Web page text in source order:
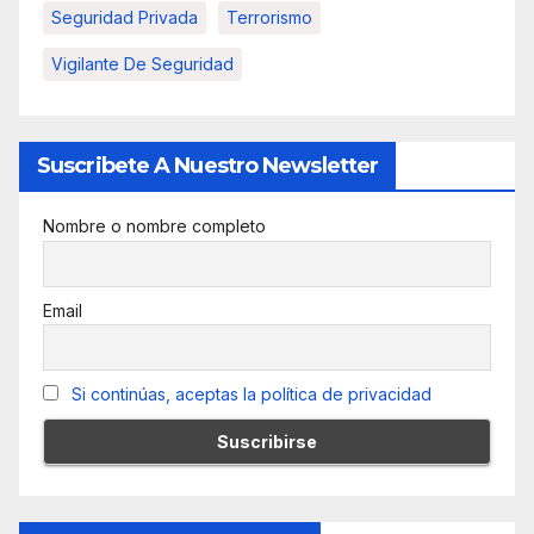
Seguridad Privada Terrorismo
Vigilante De Seguridad
Suscribete A Nuestro Newsletter
Nombre o nombre completo
Email
Si continúas, aceptas la política de privacidad